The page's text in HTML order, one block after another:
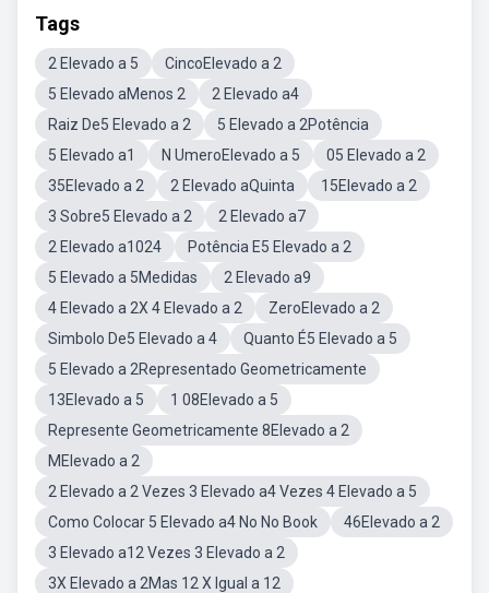
Tags
2 Elevado a 5
CincoElevado a 2
5 Elevado aMenos 2
2 Elevado a4
Raiz De5 Elevado a 2
5 Elevado a 2Potência
5 Elevado a1
N UmeroElevado a 5
05 Elevado a 2
35Elevado a 2
2 Elevado aQuinta
15Elevado a 2
3 Sobre5 Elevado a 2
2 Elevado a7
2 Elevado a1024
Potência E5 Elevado a 2
5 Elevado a 5Medidas
2 Elevado a9
4 Elevado a 2X 4 Elevado a 2
ZeroElevado a 2
Simbolo De5 Elevado a 4
Quanto É5 Elevado a 5
5 Elevado a 2Representado Geometricamente
13Elevado a 5
1 08Elevado a 5
Represente Geometricamente 8Elevado a 2
MElevado a 2
2 Elevado a 2 Vezes 3 Elevado a4 Vezes 4 Elevado a 5
Como Colocar 5 Elevado a4 No No Book
46Elevado a 2
3 Elevado a12 Vezes 3 Elevado a 2
3X Elevado a 2Mas 12 X Igual a 12